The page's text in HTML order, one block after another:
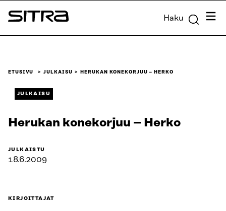
Siirry
suoraan
Sitra Haku
ETUSIVU JULKAISU HERUKAN KONEKORJUU – HERKO
JULKAISU
Herukan konekorjuu – Herko
JULKAISTU
18.6.2009
KIRJOITTAJAT